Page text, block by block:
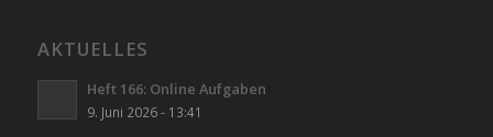
AKTUELLES
Heft 166: Online Aufgaben
9. Juni 2026 - 13:41